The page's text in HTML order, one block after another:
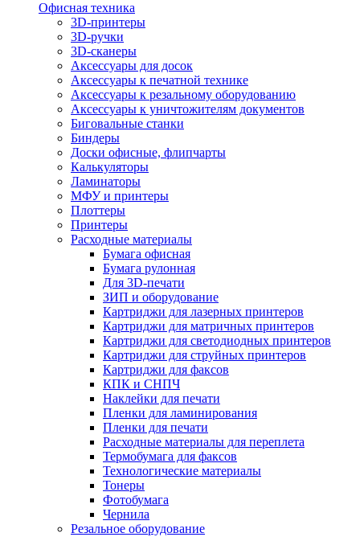
Офисная техника
3D-принтеры
3D-ручки
3D-сканеры
Аксессуары для досок
Аксессуары к печатной технике
Аксессуары к резальному оборудованию
Аксессуары к уничтожителям документов
Биговальные станки
Биндеры
Доски офисные, флипчарты
Калькуляторы
Ламинаторы
МФУ и принтеры
Плоттеры
Принтеры
Расходные материалы
Бумага офисная
Бумага рулонная
Для 3D-печати
ЗИП и оборудование
Картриджи для лазерных принтеров
Картриджи для матричных принтеров
Картриджи для светодиодных принтеров
Картриджи для струйных принтеров
Картриджи для факсов
КПК и СНПЧ
Наклейки для печати
Пленки для ламинирования
Пленки для печати
Расходные материалы для переплета
Термобумага для факсов
Технологические материалы
Тонеры
Фотобумага
Чернила
Резальное оборудование